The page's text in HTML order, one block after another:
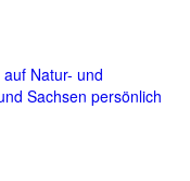
Natur- und
Sachsen persönlich